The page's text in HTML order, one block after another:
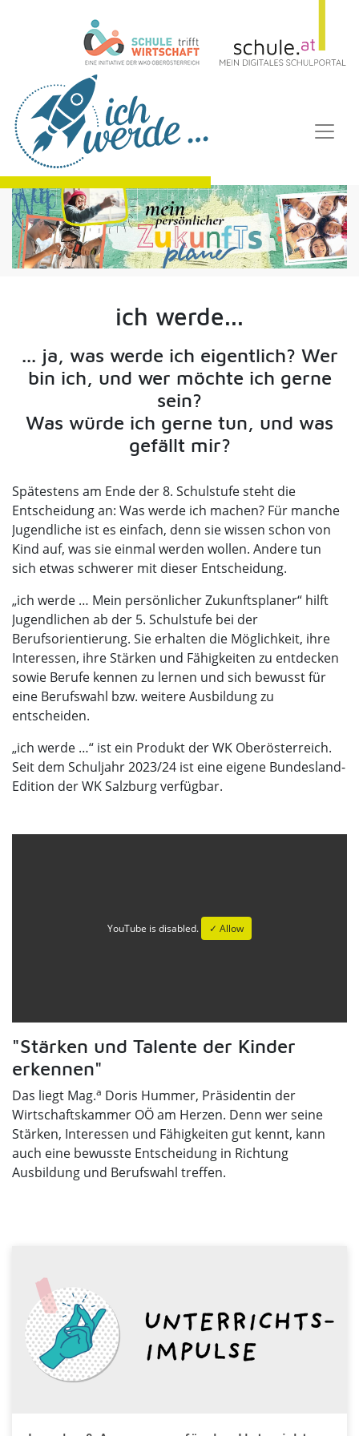
ich werde...
... ja, was werde ich eigentlich? Wer
bin ich, und wer möchte ich gerne
sein?
Was würde ich gerne tun, und was
gefällt mir?
Spätestens am Ende der 8. Schulstufe steht die
Entscheidung an: Was werde ich machen? Für manche
Jugendliche ist es einfach, denn sie wissen schon von
Kind auf, was sie einmal werden wollen. Andere tun
sich etwas schwerer mit dieser Entscheidung.
„ich werde … Mein persönlicher Zukunftsplaner“ hilft
Jugendlichen ab der 5. Schulstufe bei der
Berufsorientierung. Sie erhalten die Möglichkeit, ihre
Interessen, ihre Stärken und Fähigkeiten zu entdecken
sowie Berufe kennen zu lernen und sich bewusst für
eine Berufswahl bzw. weitere Ausbildung zu
entscheiden.
„ich werde …“ ist ein Produkt der WK Oberösterreich.
Seit dem Schuljahr 2023/24 ist eine eigene Bundesland-
Edition der WK Salzburg verfügbar.
YouTube is disabled. ✓ Allow
"Stärken und Talente der Kinder
erkennen"
Das liegt Mag.a Doris Hummer, Präsidentin der
Wirtschaftskammer OÖ am Herzen. Denn wer seine
Stärken, Interessen und Fähigkeiten gut kennt, kann
auch eine bewusste Entscheidung in Richtung
Ausbildung und Berufswahl treffen.